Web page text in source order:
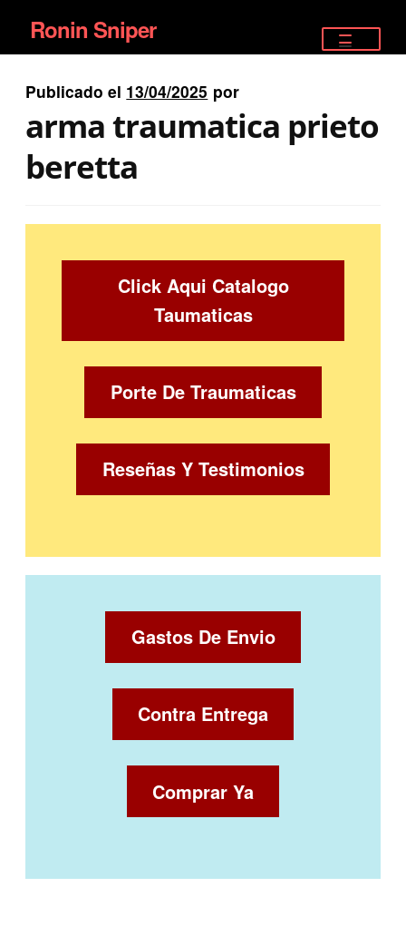
Ir
a
la
navegación
Ir
al
contenido
Ronin Sniper
Publicado el 13/04/2025 por
arma traumatica prieto
beretta
Click Aqui Catalogo
Taumaticas
Porte De Traumaticas
Reseñas Y Testimonios
Gastos De Envio
Contra Entrega
Comprar Ya